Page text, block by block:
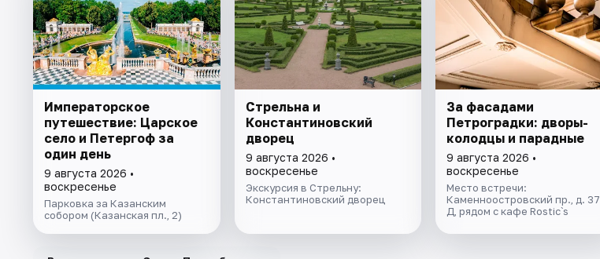
Императорское
путешествие: Царское
село и Петергоф за
один день
9 августа 2026 •
воскресенье
Парковка за Казанским
собором (Казанская пл., 2)
Стрельна и
Константиновский
дворец
9 августа 2026 •
воскресенье
Экскурсия в Стрельну:
Константиновский дворец
За фасадами
Петроградки: дворы-
колодцы и парадные
9 августа 2026 •
воскресенье
Место встречи:
Каменноостровский пр., д. 37
Д, рядом с кафе Rostic`s